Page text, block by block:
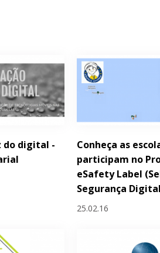
do digital -
Conheça as
participam no
eSafety Label
Segurança
25.02.16